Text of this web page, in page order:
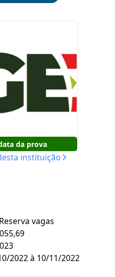
da prova
instituição
vagas
2022 à 10/11/2022